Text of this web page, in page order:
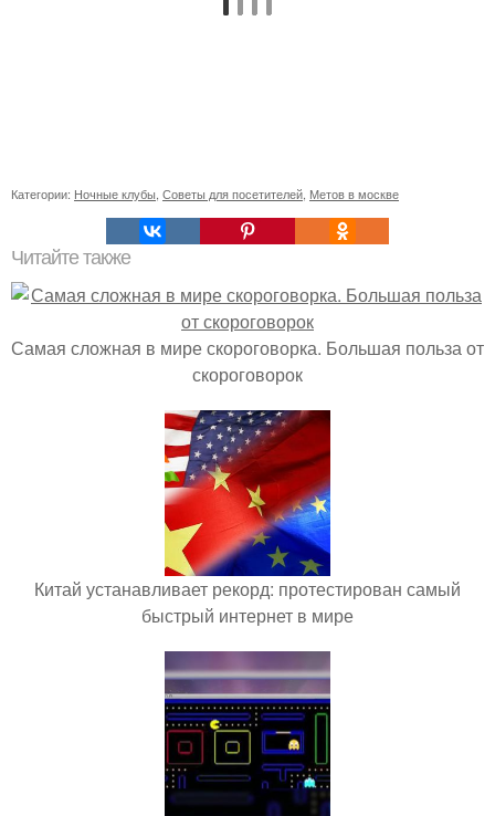
Категории: Ночные клубы Советы для посетителей Метов в москве
Читайте также
Самая сложная в мире скороговорка. Большая польза от
скороговорок
Китай устанавливает рекорд: протестирован самый
быстрый интернет в мире